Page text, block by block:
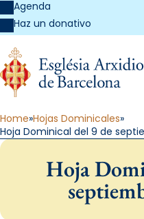
Agenda
Haz un donativo
Home Hojas Dominicales
Hoja Dominical del 9 de
Hoja